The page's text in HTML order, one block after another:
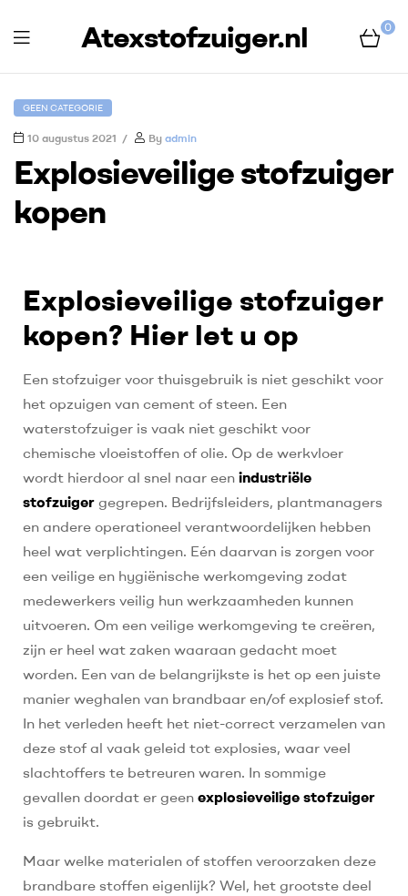
Atexstofzuiger.nl 0
GEEN CATEGORIE
10 augustus 2021 By admin
Explosieveilige stofzuiger
kopen
Explosieveilige stofzuiger
kopen? Hier let u op
Een stofzuiger voor thuisgebruik is niet geschikt voor
het opzuigen van cement of steen. Een
waterstofzuiger is vaak niet geschikt voor
chemische vloeistoffen of olie. Op de werkvloer
wordt hierdoor al snel naar een industriële
stofzuiger gegrepen. Bedrijfsleiders, plantmanagers
en andere operationeel verantwoordelijken hebben
heel wat verplichtingen. Eén daarvan is zorgen voor
een veilige en hygiënische werkomgeving zodat
medewerkers veilig hun werkzaamheden kunnen
uitvoeren. Om een veilige werkomgeving te creëren,
zijn er heel wat zaken waaraan gedacht moet
worden. Een van de belangrijkste is het op een juiste
manier weghalen van brandbaar en/of explosief stof.
In het verleden heeft het niet-correct verzamelen van
deze stof al vaak geleid tot explosies, waar veel
slachtoffers te betreuren waren. In sommige
gevallen doordat er geen explosieveilige stofzuiger
is gebruikt.
Maar welke materialen of stoffen veroorzaken deze
brandbare stoffen eigenlijk? Wel, het grootste deel